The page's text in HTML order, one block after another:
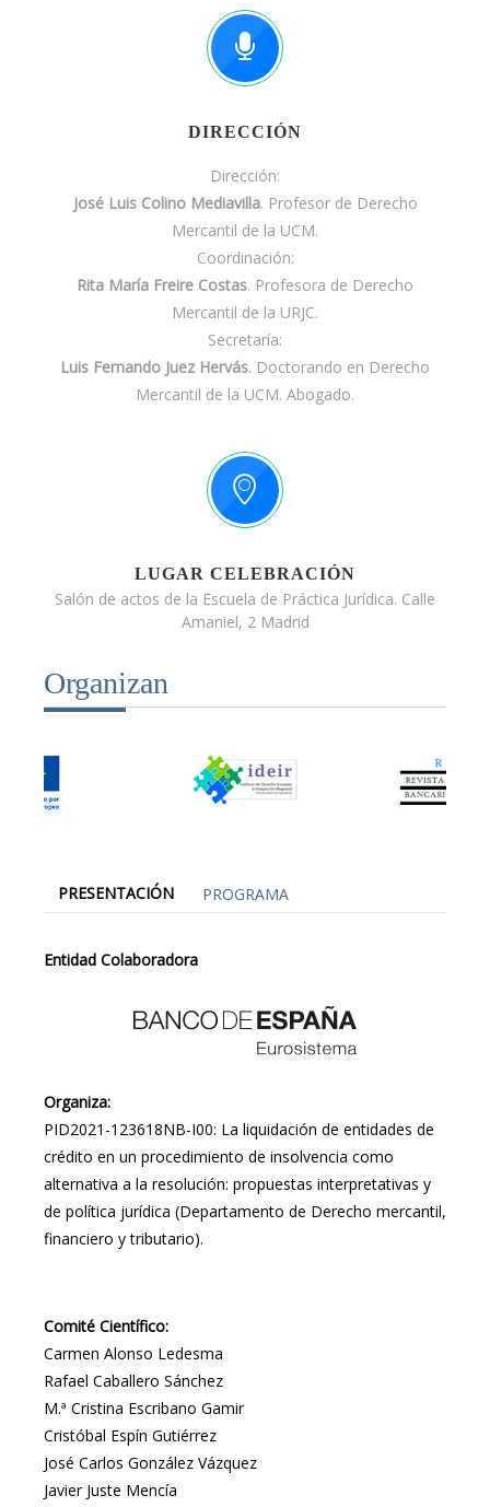
DIRECCIÓN
Dirección:
José Luis Colino Mediavilla. Profesor de Derecho
Mercantil de la UCM.
Coordinación:
Rita María Freire Costas. Profesora de Derecho
Mercantil de la URJC.
Secretaría:
Luis Fernando Juez Hervás. Doctorando en Derecho
Mercantil de la UCM. Abogado.
LUGAR CELEBRACIÓN
Salón de actos de la Escuela de Práctica Jurídica. Calle
Amaniel, 2 Madrid
Organizan
PRESENTACIÓN PROGRAMA
Entidad Colaboradora
Organiza:
PID2021-123618NB-I00: La liquidación de entidades de
crédito en un procedimiento de insolvencia como
alternativa a la resolución: propuestas interpretativas y
de política jurídica (Departamento de Derecho mercantil,
financiero y tributario).
Comité Científico:
Carmen Alonso Ledesma
Rafael Caballero Sánchez
M.ª Cristina Escribano Gamir
Cristóbal Espín Gutiérrez
José Carlos González Vázquez
Javier Juste Mencía